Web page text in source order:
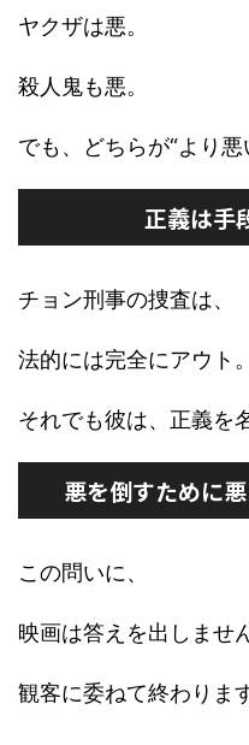
ヤクザは悪。
殺人鬼も悪。
でも、どちらが“より悪
正義は手
チョン刑事の捜査は、
法的には完全にアウト。
それでも彼は、正義を
悪を倒すために
この問いに、
映画は答えを出しませ
観客に委ねて終わりま